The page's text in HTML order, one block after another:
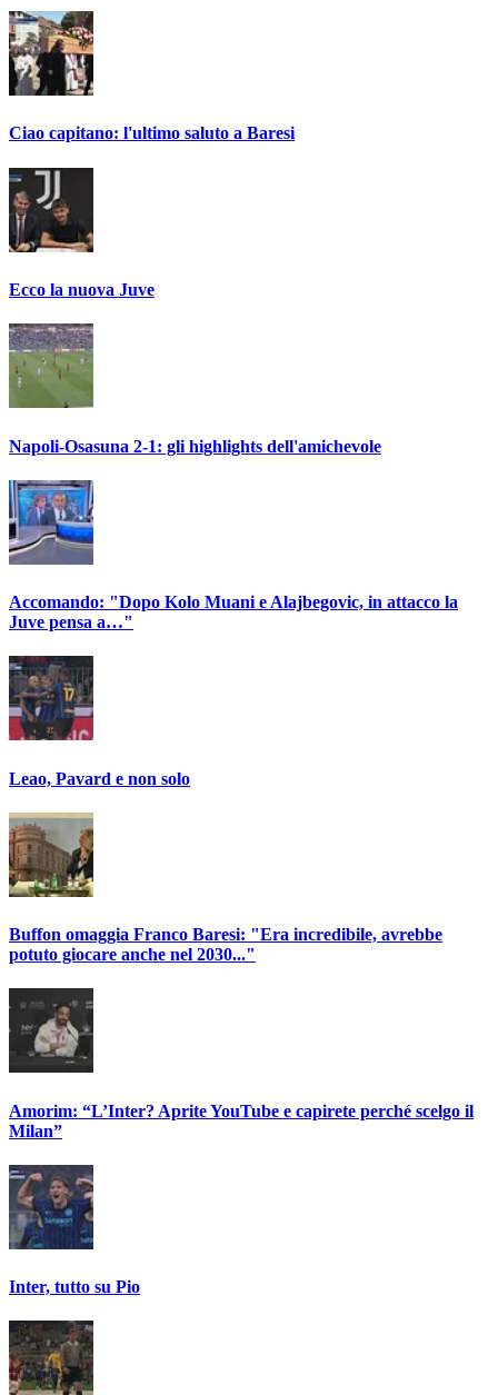
Ciao capitano: l'ultimo saluto a Baresi
Ecco la nuova Juve
Napoli-Osasuna 2-1: gli highlights dell'amichevole
Accomando: "Dopo Kolo Muani e Alajbegovic, in attacco la
Juve pensa a…"
Leao, Pavard e non solo
Buffon omaggia Franco Baresi: "Era incredibile, avrebbe
potuto giocare anche nel 2030..."
Amorim: “L’Inter? Aprite YouTube e capirete perché scelgo il
Milan”
Inter, tutto su Pio